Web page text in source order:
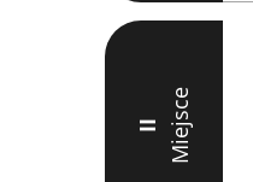
II Miejsce